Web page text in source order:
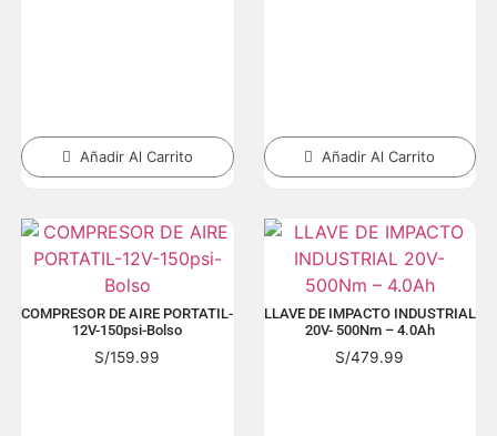
Añadir Al Carrito Añadir Al Carrito
COMPRESOR DE AIRE PORTATIL-
12V-150psi-Bolso
S/159.99
LLAVE DE IMPACTO INDUSTRIAL
20V- 500Nm – 4.0Ah
S/479.99